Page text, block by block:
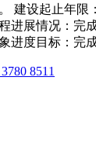
建设起止年限
进展情况：完
进度目标：完
8511